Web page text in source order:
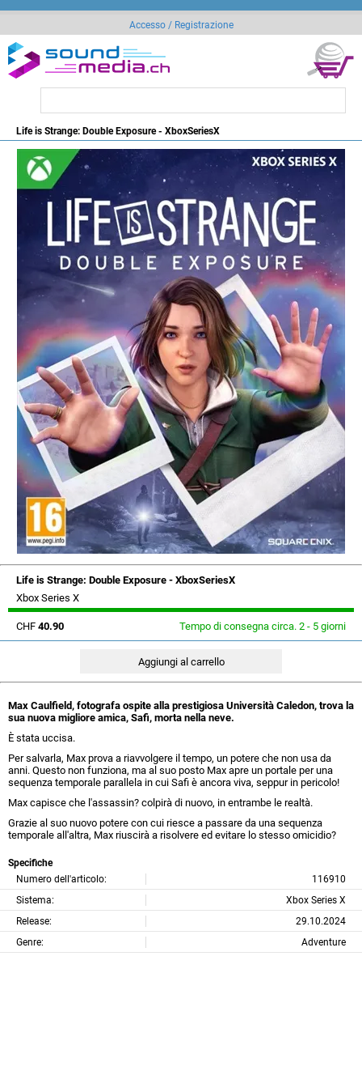
Accesso / Registrazione
Life is Strange: Double Exposure - XboxSeriesX
Life is Strange: Double Exposure - XboxSeriesX
Xbox Series X
CHF 40.90 Tempo di consegna circa. 2 - 5 giorni
Max Caulfield, fotografa ospite alla prestigiosa Università Caledon, trova la
sua nuova migliore amica, Safi, morta nella neve.
È stata uccisa.
Per salvarla, Max prova a riavvolgere il tempo, un potere che non usa da
anni. Questo non funziona, ma al suo posto Max apre un portale per una
sequenza temporale parallela in cui Safi è ancora viva, seppur in pericolo!
Max capisce che l'assassin? colpirà di nuovo, in entrambe le realtà.
Grazie al suo nuovo potere con cui riesce a passare da una sequenza
temporale all'altra, Max riuscirà a risolvere ed evitare lo stesso omicidio?
Specifiche
Numero dell'articolo:
116910
Sistema:
Xbox Series X
Release:
29.10.2024
Genre:
Adventure